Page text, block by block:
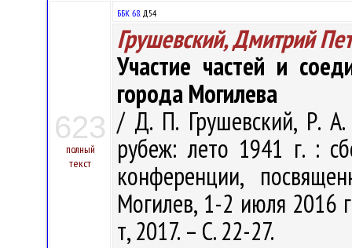
623
полный
текст
ББК 68.Д54
Грушевский, Дмитрий
Участие частей и
города Могилева
/ Д. П. Грушевский, Р.
рубеж: лето 1941 г. :
конференции,
Могилев, 1-2 июля 2016
т, 2017. – С. 22-27.